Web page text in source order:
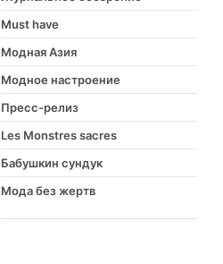
Must have
Модная Азия
Модное настроение
Пресс-релиз
Les Monstres sacres
Бабушкин сундук
Мода без жертв